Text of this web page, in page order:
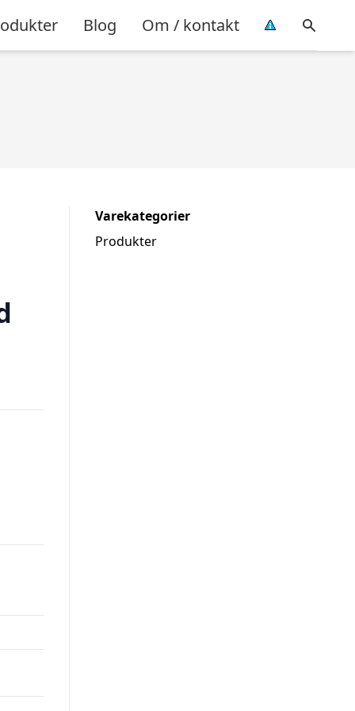
Blog Om / kontakt
Varekategorier
Produkter